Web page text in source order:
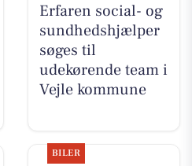
Erfaren social- og
sundhedshjælper
søges til
udekørende team i
Vejle kommune
BILER